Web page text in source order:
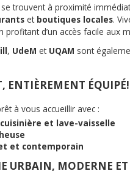
se trouvent à proximité
et boutiques locales.
profitant d’un accès facile aux
, UdeM et UQAM sont
ENTIÈREMENT ÉQUIPÉ!
à vous accueillir avec :
et lave-vaisselle
et contemporain
URBAIN, MODERNE ET